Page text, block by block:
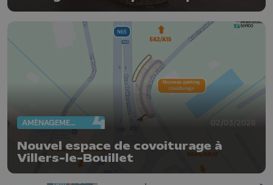
AMÉNAGEMENT DU TERRITOIRE 02/03/2026
Nouvel espace de covoiturage à
Villers-le-Bouillet